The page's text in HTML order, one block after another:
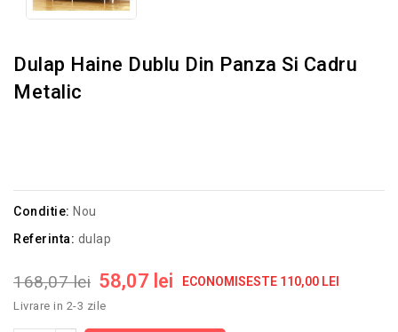
Dulap Haine Dublu Din Panza Si Cadru
Metalic
Conditie: Nou
Referinta: dulap
168,07 lei 58,07 lei ECONOMISESTE 110,00 LEI
Livrare in 2-3 zile